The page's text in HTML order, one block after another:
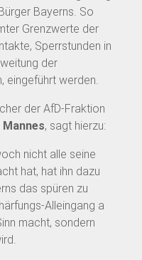
Bayerns. So
Grenzwerte der
Sperrstunden in
der
eingeführt werden.
der AfD-Fraktion
Mannes, sagt hierzu:
nicht alle seine
hat, hat ihn dazu
das spüren zu
Alleingang a
macht, sondern